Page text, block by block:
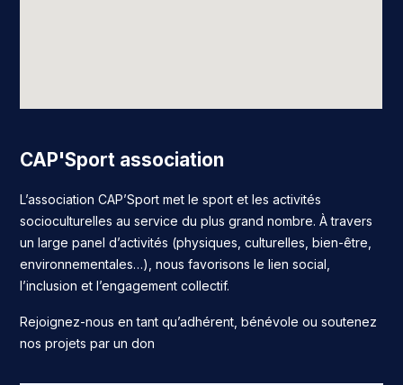
CAP'Sport association
L’association CAP’Sport met le sport et les activités
socioculturelles au service du plus grand nombre. À travers
un large panel d’activités (physiques, culturelles, bien-être,
environnementales…), nous favorisons le lien social,
l’inclusion et l’engagement collectif.
Rejoignez-nous en tant qu’adhérent, bénévole ou soutenez
nos projets par un don